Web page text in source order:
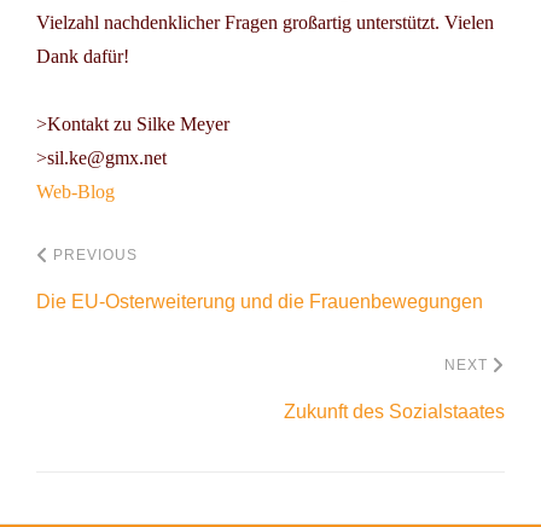
Vielzahl nachdenklicher Fragen großartig unterstützt. Vielen
Dank dafür!
>Kontakt zu Silke Meyer
>sil.ke@gmx.net
Web-Blog
PREVIOUS
Die EU-Osterweiterung und die Frauenbewegungen
NEXT
Zukunft des Sozialstaates